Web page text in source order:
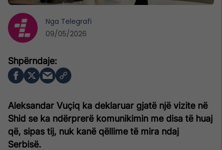
Aleksandar Vuçiq ka deklaruar gjatë një vizite në
Shid se ka ndërprerë komunikimin me disa të huaj
që, sipas tij, nuk kanë qëllime të mira ndaj
Serbisë.
Nga Telegrafi
09/05/2026